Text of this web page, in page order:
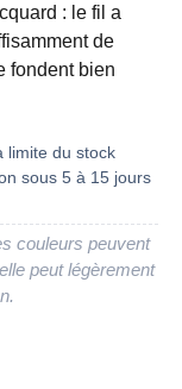
: le fil a
de
fondent bien
limite du stock
sous 5 à 15 jours
couleurs peuvent
peut légèrement